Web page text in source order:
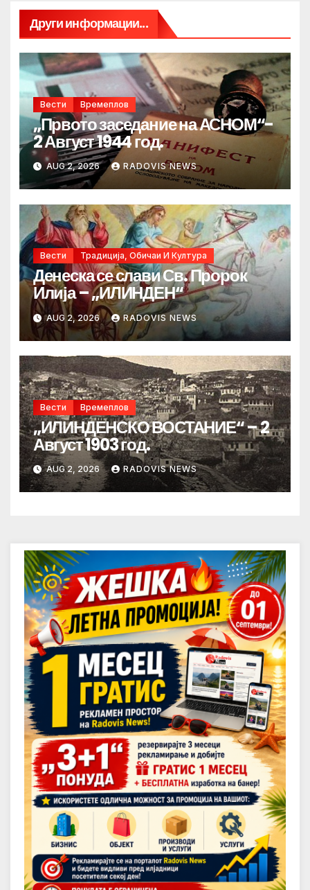
Други информации...
Вести Времеплов
„Првото заседание на АСНОМ“-
2 Август 1944 год.
AUG 2, 2026 RADOVIS NEWS
Вести Традиција, Обичаи И Култура
Денеска се слави Св. Пророк
Илија – „ИЛИНДЕН“
AUG 2, 2026 RADOVIS NEWS
Вести Времеплов
„ИЛИНДЕНСКО ВОСТАНИЕ“ – 2
Август 1903 год.
AUG 2, 2026 RADOVIS NEWS